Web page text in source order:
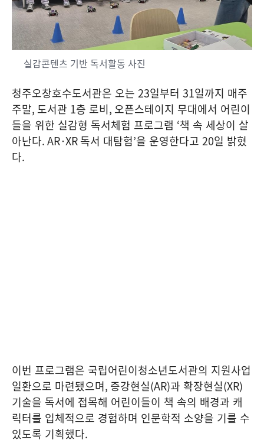
실감콘텐츠 기반 독서활동 사진
청주오창호수도서관은 오는 23일부터 31일까지 매주
주말, 도서관 1층 로비, 오픈스테이지 무대에서 어린이
들을 위한 실감형 독서체험 프로그램 ‘책 속 세상이 살
아난다. AR·XR독서 대탐험’을 운영한다고 20일 밝혔
다.
이번 프로그램은 국립어린이청소년도서관의 지원사업
일환으로 마련됐으며, 증강현실(AR)과 확장현실(XR)
기술을 독서에 접목해 어린이들이 책 속의 배경과 캐
릭터를 입체적으로 경험하며 인문학적 소양을 기를 수
있도록 기획했다.